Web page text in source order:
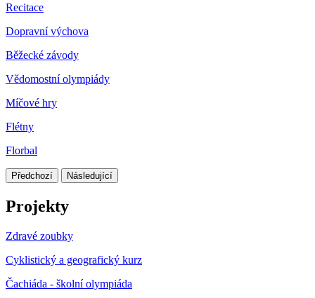
Recitace
Dopravní výchova
Běžecké závody
Vědomostní olympiády
Míčové hry
Flétny
Florbal
Předchozí Následující
Projekty
Zdravé zoubky
Cyklistický a geografický kurz
Čachiáda - školní olympiáda